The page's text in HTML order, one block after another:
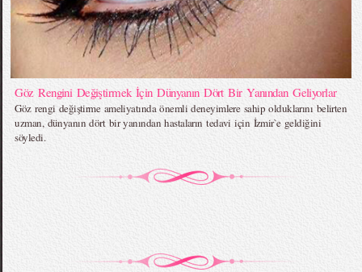
Göz Rengini Değiştirmek İçin Dünyanın Dört Bir Yanından Geliyorlar
Göz rengi değiştirme ameliyatında önemli deneyimlere sahip olduklarını belirten
uzman, dünyanın dört bir yanından hastaların tedavi için İzmir`e geldiğini
söyledi.